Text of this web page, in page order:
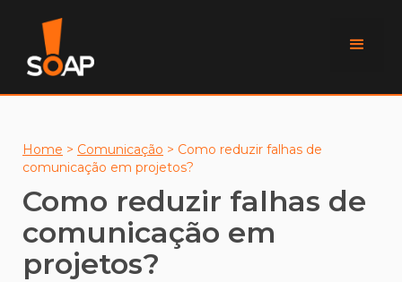
Home > Comunicação > Como reduzir falhas de
comunicação em projetos?
Como reduzir falhas de
comunicação em
projetos?